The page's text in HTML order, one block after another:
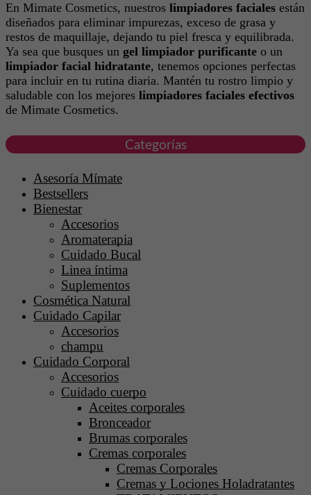
En Mimate Cosmetics, nuestros limpiadores faciales están
diseñados para eliminar impurezas, exceso de grasa y
restos de maquillaje, dejando tu piel fresca y equilibrada.
Ya sea que busques un gel limpiador purificante o un
limpiador facial hidratante, tenemos opciones perfectas
para incluir en tu rutina diaria. Mantén tu rostro limpio y
saludable con los mejores limpiadores faciales efectivos
de Mimate Cosmetics.
Categorías
Asesoría Mímate
Bestsellers
Bienestar
Accesorios
Aromaterapia
Cuidado Bucal
Linea íntima
Suplementos
Cosmética Natural
Cuidado Capilar
Accesorios
champu
Cuidado Corporal
Accesorios
Cuidado cuerpo
Aceites corporales
Bronceador
Brumas corporales
Cremas corporales
Cremas Corporales
Cremas y Lociones Holadratantes